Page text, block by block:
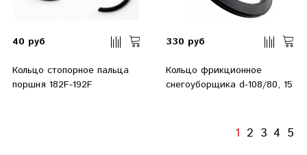
40 руб
Кольцо стопорное пальца
поршня 182F-192F
330 руб
Кольцо фрикционное
снегоуборщика d-108/80, 15
1 2 3 4 5